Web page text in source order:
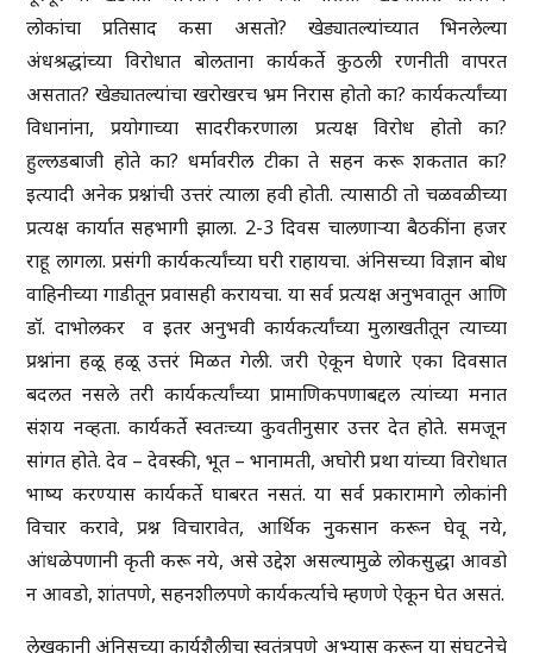
लोकांचा प्रतिसाद कसा असतो? खेड्यातल्यांच्यात भिनलेल्या
अंधश्रद्धांच्या विरोधात बोलताना कार्यकर्ते कुठली रणनीती वापरत
असतात? खेड्यातल्यांचा खरोखरच भ्रम निरास होतो का? कार्यकर्त्यांच्या
विधानांना, प्रयोगाच्या सादरीकरणाला प्रत्यक्ष विरोध होतो का?
हुल्लडबाजी होते का? धर्मावरील टीका ते सहन करू शकतात का?
इत्यादी अनेक प्रश्नांची उत्तरं त्याला हवी होती. त्यासाठी तो चळवळीच्या
प्रत्यक्ष कार्यात सहभागी झाला. 2-3 दिवस चालणाऱ्या बैठकींना हजर
राहू लागला. प्रसंगी कार्यकर्त्यांच्या घरी राहायचा. अंनिसच्या विज्ञान बोध
वाहिनीच्या गाडीतून प्रवासही करायचा. या सर्व प्रत्यक्ष अनुभवातून आणि
डॉ. दाभोलकर व इतर अनुभवी कार्यकर्त्यांच्या मुलाखतीतून त्याच्या
प्रश्नांना हळू हळू उत्तरं मिळत गेली. जरी ऐकून घेणारे एका दिवसात
बदलत नसले तरी कार्यकर्त्यांच्या प्रामाणिकपणाबद्दल त्यांच्या मनात
संशय नव्हता. कार्यकर्ते स्वतःच्या कुवतीनुसार उत्तर देत होते. समजून
सांगत होते. देव – देवस्की, भूत – भानामती, अघोरी प्रथा यांच्या विरोधात
भाष्य करण्यास कार्यकर्ते घाबरत नसतं. या सर्व प्रकारामागे लोकांनी
विचार करावे, प्रश्न विचारावेत, आर्थिक नुकसान करून घेवू नये,
आंधळेपणानी कृती करू नये, असे उद्देश असल्यामुळे लोकसुद्धा आवडो
न आवडो, शांतपणे, सहनशीलपणे कार्यकर्त्याचे म्हणणे ऐकून घेत असतं.
लेखकानी अंनिसच्या कार्यशैलीचा स्वतंत्रपणे अभ्यास करून या संघटनेचे